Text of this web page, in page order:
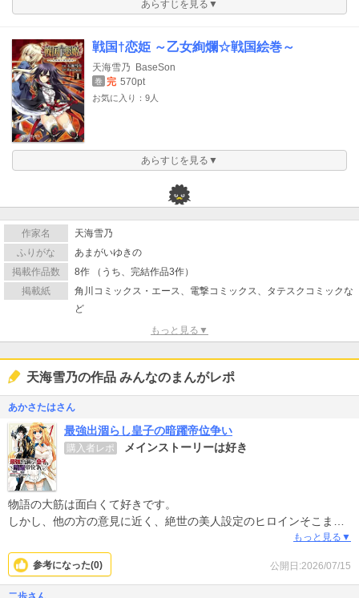
あらすじを見る▼
戦国†恋姫 ～乙女絢爛☆戦国絵巻～
天海雪乃 BaseSon
巻 完 570pt
お気に入り：9人
あらすじを見る▼
作家名
天海雪乃
ふりがな
あまがいゆきの
掲載作品数
8作 （うち、完結作品3作）
掲載紙
角川コミックス・エース、電撃コミックス、タテスクコミックな
ど
もっと見る▼
天海雪乃の作品 みんなのまんがレポ
あかさたはさん
最強出涸らし皇子の暗躍帝位争い
購入者レポ メインストーリーは好き
物語の大筋は面白くて好きです。
しかし、他の方の意見に近く、絶世の美人設定のヒロインそこまで
美人？ってのとあまり賢くないのが残念で、その理由で物語かつま
らないと感じる場面がそこそこありました。
続けて購読したいかと言われると、悩みます
もっと見る▼
公開日:2026/07/15
参考になった(0)